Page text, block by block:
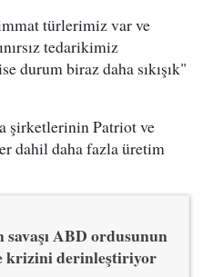
türlerimiz var ve
tedarikimiz
durum biraz daha sıkışık"
şirketlerinin Patriot ve
dahil daha fazla üretim
savaşı ABD ordusunun
krizini derinleştiriyor